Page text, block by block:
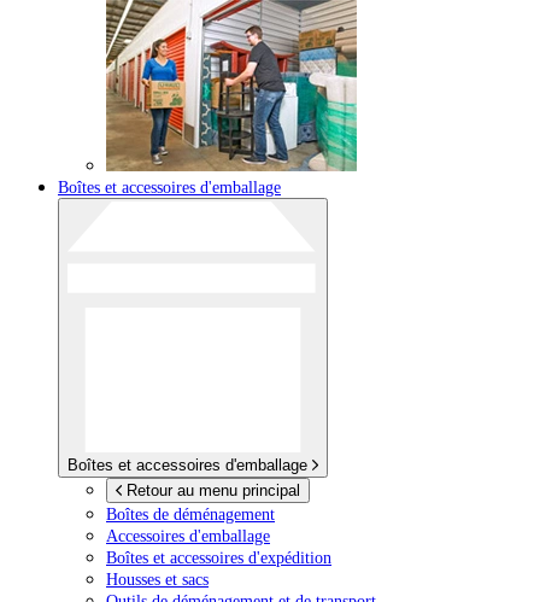
Boîtes et accessoires d'emballage
Boîtes et accessoires d'emballage
Retour au menu principal
Boîtes de déménagement
Accessoires d'emballage
Boîtes et accessoires d'expédition
Housses et sacs